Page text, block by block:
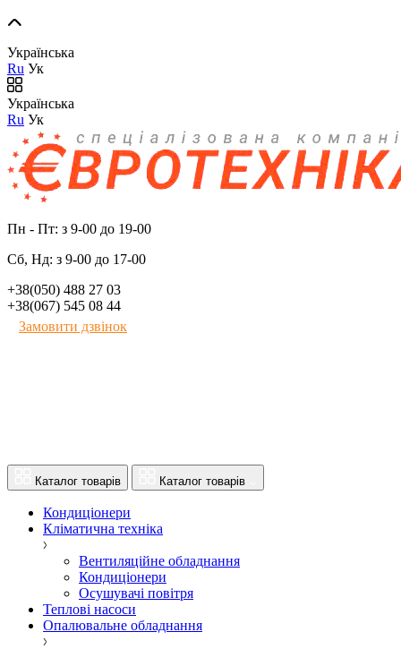
Українська
Ru Ук
Українська
Ru Ук
Пн - Пт: з 9-00 до 19-00
Сб, Нд: з 9-00 до 17-00
+38(050) 488 27 03
+38(067) 545 08 44
Замовити дзвінок
Каталог товарів Каталог товарів
Кондиціонери
Кліматична техніка
Вентиляційне обладнання
Кондиціонери
Осушувачі повітря
Теплові насоси
Опалювальне обладнання